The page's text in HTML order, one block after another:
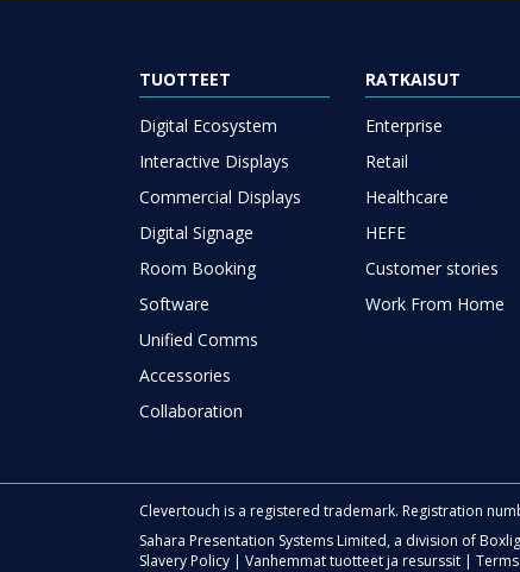
TUOTTEET
Digital Ecosystem
Interactive Displays
Commercial Displays
Digital Signage
Room Booking
Software
Unified Comms
Accessories
Collaboration
RATKAISUT
Enterprise
Retail
Healthcare
HEFE
Customer stories
Work From Home
Clevertouch is a registered trademark. Registration
Sahara Presentation Systems Limited, a division of
Slavery Policy | Vanhemmat tuotteet ja resurssit |